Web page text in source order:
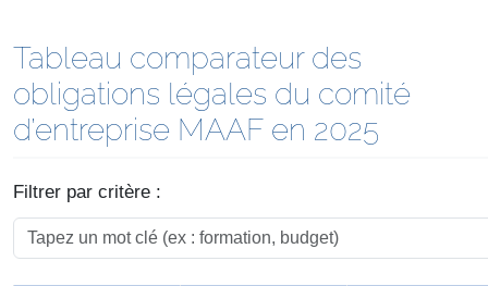
Tableau comparateur des
obligations légales du comité
d’entreprise MAAF en 2025
Filtrer par critère :